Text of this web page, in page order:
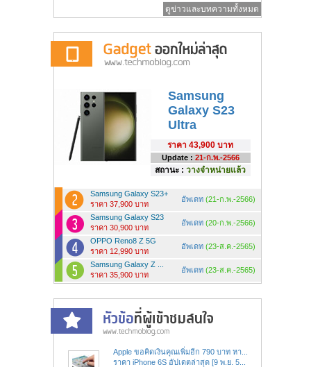
ดูข่าวและบทความทั้งหมด
Samsung
Galaxy S23
Ultra
ราคา 43,900 บาท
Update : 21-ก.พ.-2566
สถานะ : วางจำหน่ายแล้ว
Samsung Galaxy S23+
ราคา 37,900 บาท
อัพเดท (21-ก.พ.-2566)
Samsung Galaxy S23
ราคา 30,900 บาท
อัพเดท (20-ก.พ.-2566)
OPPO Reno8 Z 5G
ราคา 12,990 บาท
อัพเดท (23-ส.ค.-2565)
Samsung Galaxy Z ...
ราคา 35,900 บาท
อัพเดท (23-ส.ค.-2565)
Apple ขอคิดเงินคุณเพิ่มอีก 790 บาท หา...
ราคา iPhone 6S อัปเดตล่าสุด [9 พ.ย. 5...